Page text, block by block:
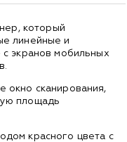
который
линейные и
экранов мобильных
окно сканирования,
площадь
красного цвета с